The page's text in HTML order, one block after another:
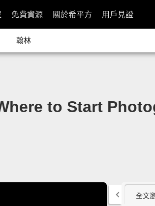
免費資源 關於希平方 用戶見證
翰林
Where to Start
全文